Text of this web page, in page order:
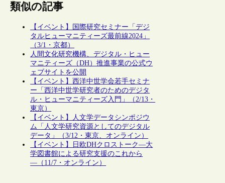
類似の記事
【イベント】国際研究セミナー「デジ
タルヒューマニティーズ最前線2024」
（3/1・京都）
人間文化研究機構、デジタル・ヒュー
マニティーズ（DH）推進事業の公式ウ
ェブサイトを公開
【イベント】西洋中世学会若手セミナ
ー「西洋中世学研究者のためのデジタ
ル・ヒューマニティーズ入門」（2/13・
東京）
【イベント】人文学データシンポジウ
ム「人文学研究資源としてのデジタル
データ」（3/12・東京、オンライン）
【イベント】日欧DHクロストーク―大
学図書館による研究支援のこれから
―（11/7・オンライン）